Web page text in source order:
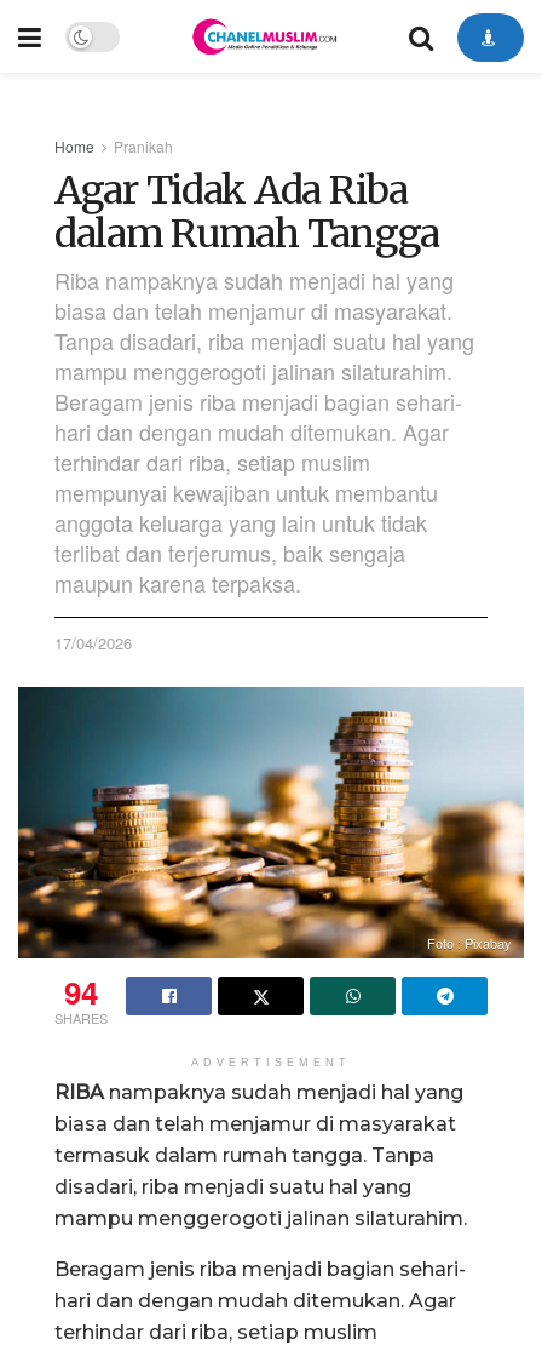
Home Pranikah
Agar Tidak Ada Riba
dalam Rumah Tangga
Riba nampaknya sudah menjadi hal yang
biasa dan telah menjamur di masyarakat.
Tanpa disadari, riba menjadi suatu hal yang
mampu menggerogoti jalinan silaturahim.
Beragam jenis riba menjadi bagian sehari-
hari dan dengan mudah ditemukan. Agar
terhindar dari riba, setiap muslim
mempunyai kewajiban untuk membantu
anggota keluarga yang lain untuk tidak
terlibat dan terjerumus, baik sengaja
maupun karena terpaksa.
17/04/2026
Foto : Pixabay
94
SHARES
ADVERTISEMENT
RIBA nampaknya sudah menjadi hal yang
biasa dan telah menjamur di masyarakat
termasuk dalam rumah tangga. Tanpa
disadari, riba menjadi suatu hal yang
mampu menggerogoti jalinan silaturahim.
Beragam jenis riba menjadi bagian sehari-
hari dan dengan mudah ditemukan. Agar
terhindar dari riba, setiap muslim